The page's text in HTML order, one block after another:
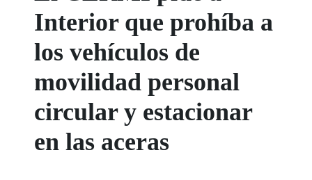
Interior que prohíba a
los vehículos de
movilidad personal
circular y estacionar
en las aceras